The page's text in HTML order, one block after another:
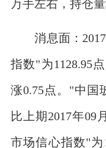
万手左右，持仓量
消息面：2017
指数"为1128.95
涨0.75点。"中国
比上期2017年09
市场信心指数"为